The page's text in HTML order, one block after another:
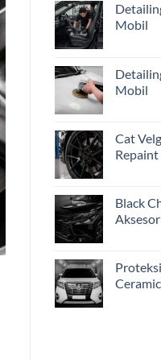
Mobil
Mobil
Cat
Repaint
Black